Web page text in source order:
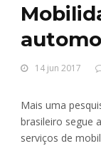
14 jun 2017
Mais uma
brasileiro segue
serviços de